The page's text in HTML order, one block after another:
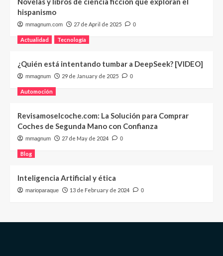
hispanismo
mmagnum.com 27 de April de 2025 0
Actualidad Tecnología
¿Quién está intentando tumbar a DeepSeek? [VIDEO]
mmagnum 29 de January de 2025 0
Automoción
Revisamoselcoche.com: La Solución para Comprar
Coches de Segunda Mano con Confianza
mmagnum 27 de May de 2024 0
Blog
Inteligencia Artificial y ética
marioparaque 13 de February de 2024 0